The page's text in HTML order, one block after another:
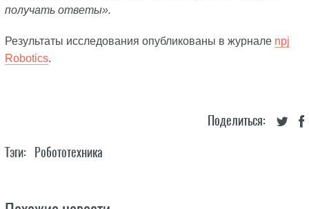
получать ответы».
Результаты исследования опубликованы в журнале npj
Robotics.
Поделиться:
Тэги: Робототехника